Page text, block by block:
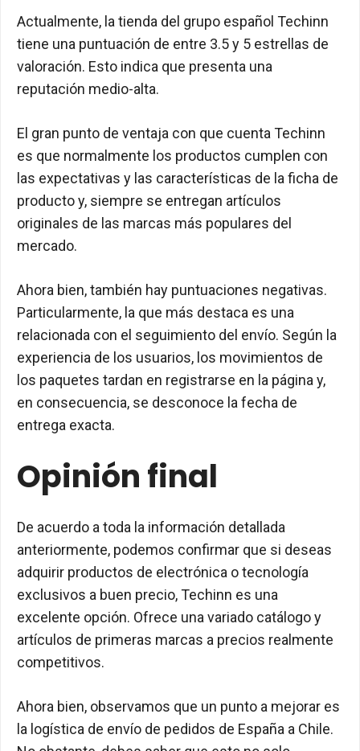
Actualmente, la tienda del grupo español Techinn
tiene una puntuación de entre 3.5 y 5 estrellas de
valoración. Esto indica que presenta una
reputación medio-alta.
El gran punto de ventaja con que cuenta Techinn
es que normalmente los productos cumplen con
las expectativas y las características de la ficha de
producto y, siempre se entregan artículos
originales de las marcas más populares del
mercado.
Ahora bien, también hay puntuaciones negativas.
Particularmente, la que más destaca es una
relacionada con el seguimiento del envío. Según la
experiencia de los usuarios, los movimientos de
los paquetes tardan en registrarse en la página y,
en consecuencia, se desconoce la fecha de
entrega exacta.
Opinión final
De acuerdo a toda la información detallada
anteriormente, podemos confirmar que si deseas
adquirir productos de electrónica o tecnología
exclusivos a buen precio, Techinn es una
excelente opción. Ofrece una variado catálogo y
artículos de primeras marcas a precios realmente
competitivos.
Ahora bien, observamos que un punto a mejorar es
la logística de envío de pedidos de España a Chile.